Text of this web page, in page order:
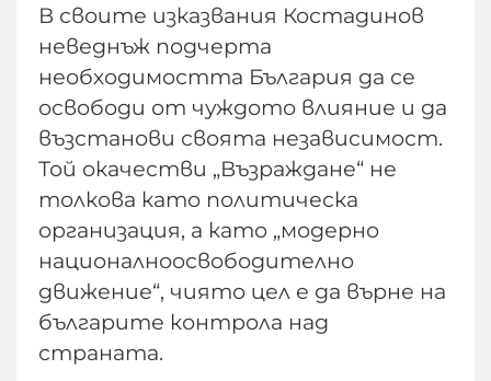
В своите изказвания Костадинов
неведнъж подчерта
необходимостта България да се
освободи от чуждото влияние и да
възстанови своята независимост.
Той окачестви „Възраждане“ не
толкова като политическа
организация, а като „модерно
националноосвободително
движение“, чиято цел е да върне на
българите контрола над
страната.